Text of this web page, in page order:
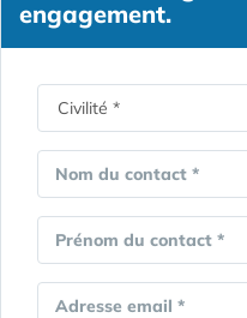
engagement.
Nom du contact *
Prénom du contact *
Adresse email *